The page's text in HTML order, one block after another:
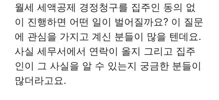
월세 세액공제 경정청구를 집주인 동의 없
이 진행하면 어떤 일이 벌어질까요? 이 질문
에 관심을 가지고 계신 분들이 많을 텐데요.
사실 세무서에서 연락이 올지 그리고 집주
인이 그 사실을 알 수 있는지 궁금한 분들이
많더라고요.